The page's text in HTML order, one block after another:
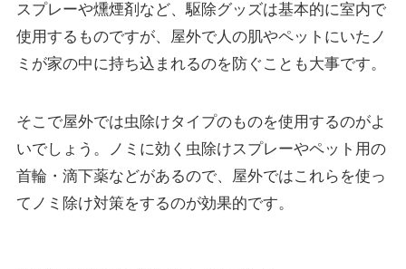
スプレーや燻煙剤など、駆除グッズは基本的に室内で
使用するものですが、屋外で人の肌やペットにいたノ
ミが家の中に持ち込まれるのを防ぐことも大事です。
そこで屋外では虫除けタイプのものを使用するのがよ
いでしょう。ノミに効く虫除けスプレーやペット用の
首輪・滴下薬などがあるので、屋外ではこれらを使っ
てノミ除け対策をするのが効果的です。